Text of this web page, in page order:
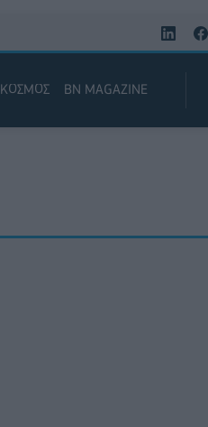
ΚΟΣΜΟΣ BN MAGAZINE